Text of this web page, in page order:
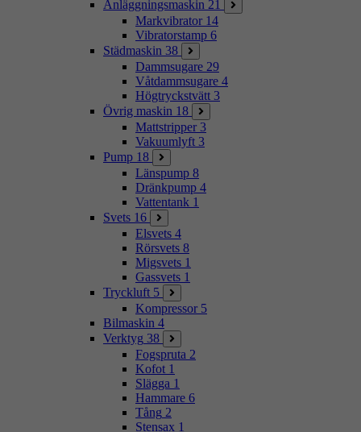
Anläggningsmaskin 21
Markvibrator 14
Vibratorstamp 6
Städmaskin 38
Dammsugare 29
Våtdammsugare 4
Högtryckstvätt 3
Övrig maskin 18
Mattstripper 3
Vakuumlyft 3
Pump 18
Länspump 8
Dränkpump 4
Vattentank 1
Svets 16
Elsvets 4
Rörsvets 8
Migsvets 1
Gassvets 1
Tryckluft 5
Kompressor 5
Bilmaskin 4
Verktyg 38
Fogspruta 2
Kofot 1
Slägga 1
Hammare 6
Tång 2
Stensax 1